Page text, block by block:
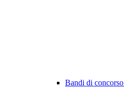
Bandi di concorso